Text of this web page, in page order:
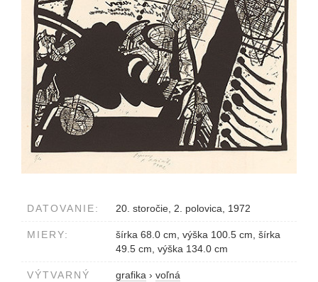
DATOVANIE: 20. storočie, 2. polovica, 1972
MIERY:
šírka 68.0 cm, výška 100.5 cm, šírka
49.5 cm, výška 134.0 cm
VÝTVARNÝ
grafika › voľná